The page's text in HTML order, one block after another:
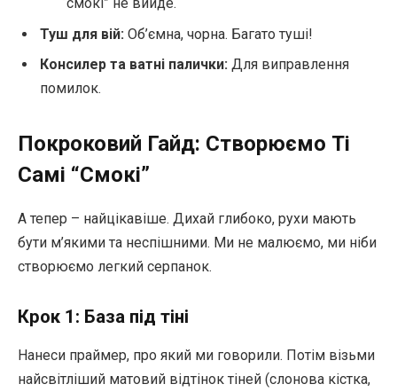
Туш для вій: Об’ємна, чорна. Багато туші!
Консилер та ватні палички: Для виправлення
помилок.
Покроковий Гайд: Створюємо Ті
Самі “Смокі”
А тепер – найцікавіше. Дихай глибоко, рухи мають
бути м’якими та неспішними. Ми не малюємо, ми ніби
створюємо легкий серпанок.
Крок 1: База під тіні
Нанеси праймер, про який ми говорили. Потім візьми
найсвітліший матовий відтінок тіней (слонова кістка,